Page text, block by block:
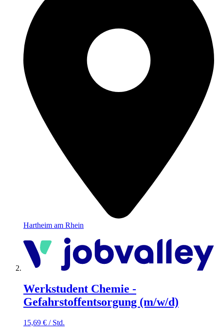
Hartheim am Rhein
Werkstudent Chemie -
Gefahrstoffentsorgung (m/w/d)
15,69 € / Std.